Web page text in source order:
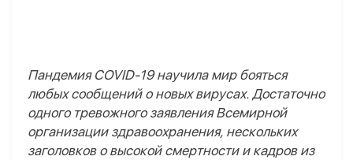
Пандемия COVID-19 научила мир бояться
любых сообщений о новых вирусах. Достаточно
одного тревожного заявления Всемирной
организации здравоохранения, нескольких
заголовков о высокой смертности и кадров из